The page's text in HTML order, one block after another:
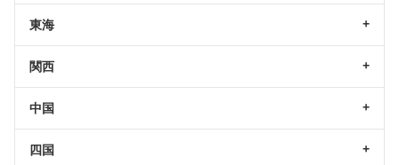
東海
関西
中国
四国